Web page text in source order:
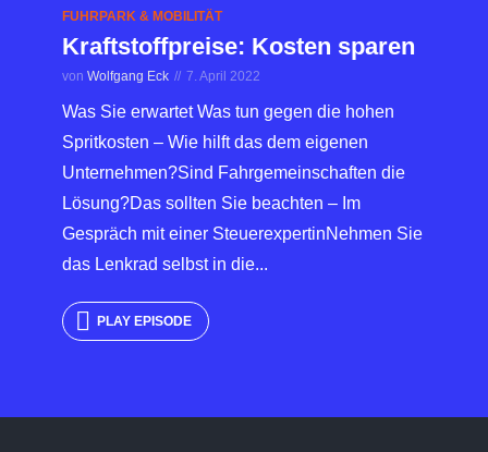
FUHRPARK & MOBILITÄT
Kraftstoffpreise: Kosten sparen
von Wolfgang Eck 7. April 2022
Was Sie erwartet Was tun gegen die hohen
Spritkosten – Wie hilft das dem eigenen
Unternehmen?Sind Fahrgemeinschaften die
Lösung?Das sollten Sie beachten – Im
Gespräch mit einer SteuerexpertinNehmen Sie
das Lenkrad selbst in die...
PLAY EPISODE